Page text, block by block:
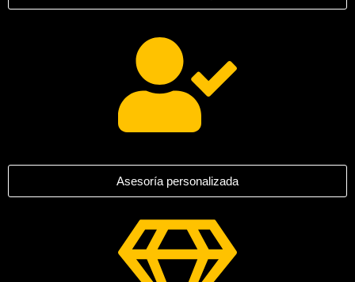
Asesoría personalizada